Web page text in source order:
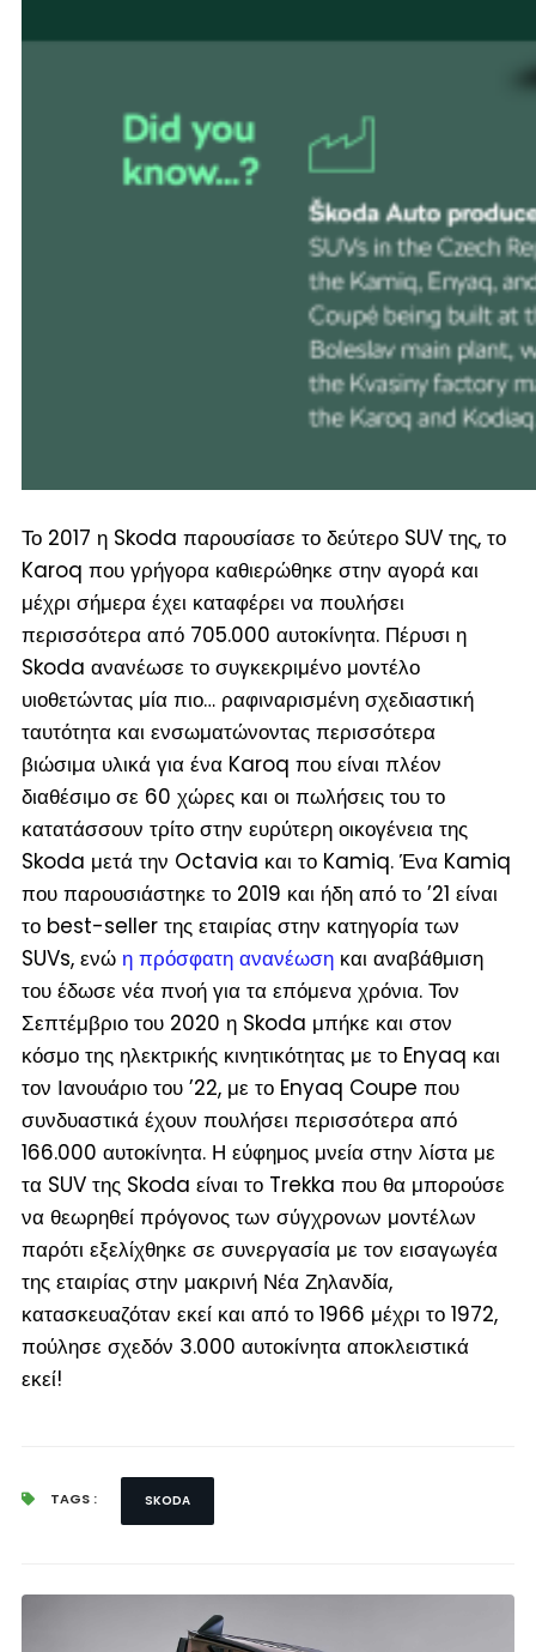
Το 2017 η Skoda παρουσίασε το δεύτερο SUV της, το
Karoq που γρήγορα καθιερώθηκε στην αγορά και
μέχρι σήμερα έχει καταφέρει να πουλήσει
περισσότερα από 705.000 αυτοκίνητα. Πέρυσι η
Skoda ανανέωσε το συγκεκριμένο μοντέλο
υιοθετώντας μία πιο… ραφιναρισμένη σχεδιαστική
ταυτότητα και ενσωματώνοντας περισσότερα
βιώσιμα υλικά για ένα Karoq που είναι πλέον
διαθέσιμο σε 60 χώρες και οι πωλήσεις του το
κατατάσσουν τρίτο στην ευρύτερη οικογένεια της
Skoda μετά την Octavia και το Kamiq. Ένα Kamiq
που παρουσιάστηκε το 2019 και ήδη από το ’21 είναι
το best-seller της εταιρίας στην κατηγορία των
SUVs, ενώ η πρόσφατη ανανέωσηκαι αναβάθμιση
του έδωσε νέα πνοή για τα επόμενα χρόνια. Τον
Σεπτέμβριο του 2020 η Skoda μπήκε και στον
κόσμο της ηλεκτρικής κινητικότητας με το Enyaq και
τον Ιανουάριο του ’22, με το Enyaq Coupe που
συνδυαστικά έχουν πουλήσει περισσότερα από
166.000 αυτοκίνητα. Η εύφημος μνεία στην λίστα με
τα SUV της Skoda είναι το Trekka που θα μπορούσε
να θεωρηθεί πρόγονος των σύγχρονων μοντέλων
παρότι εξελίχθηκε σε συνεργασία με τον εισαγωγέα
της εταιρίας στην μακρινή Νέα Ζηλανδία,
κατασκευαζόταν εκεί και από το 1966 μέχρι το 1972,
πούλησε σχεδόν 3.000 αυτοκίνητα αποκλειστικά
εκεί!
TAGS : SKODA